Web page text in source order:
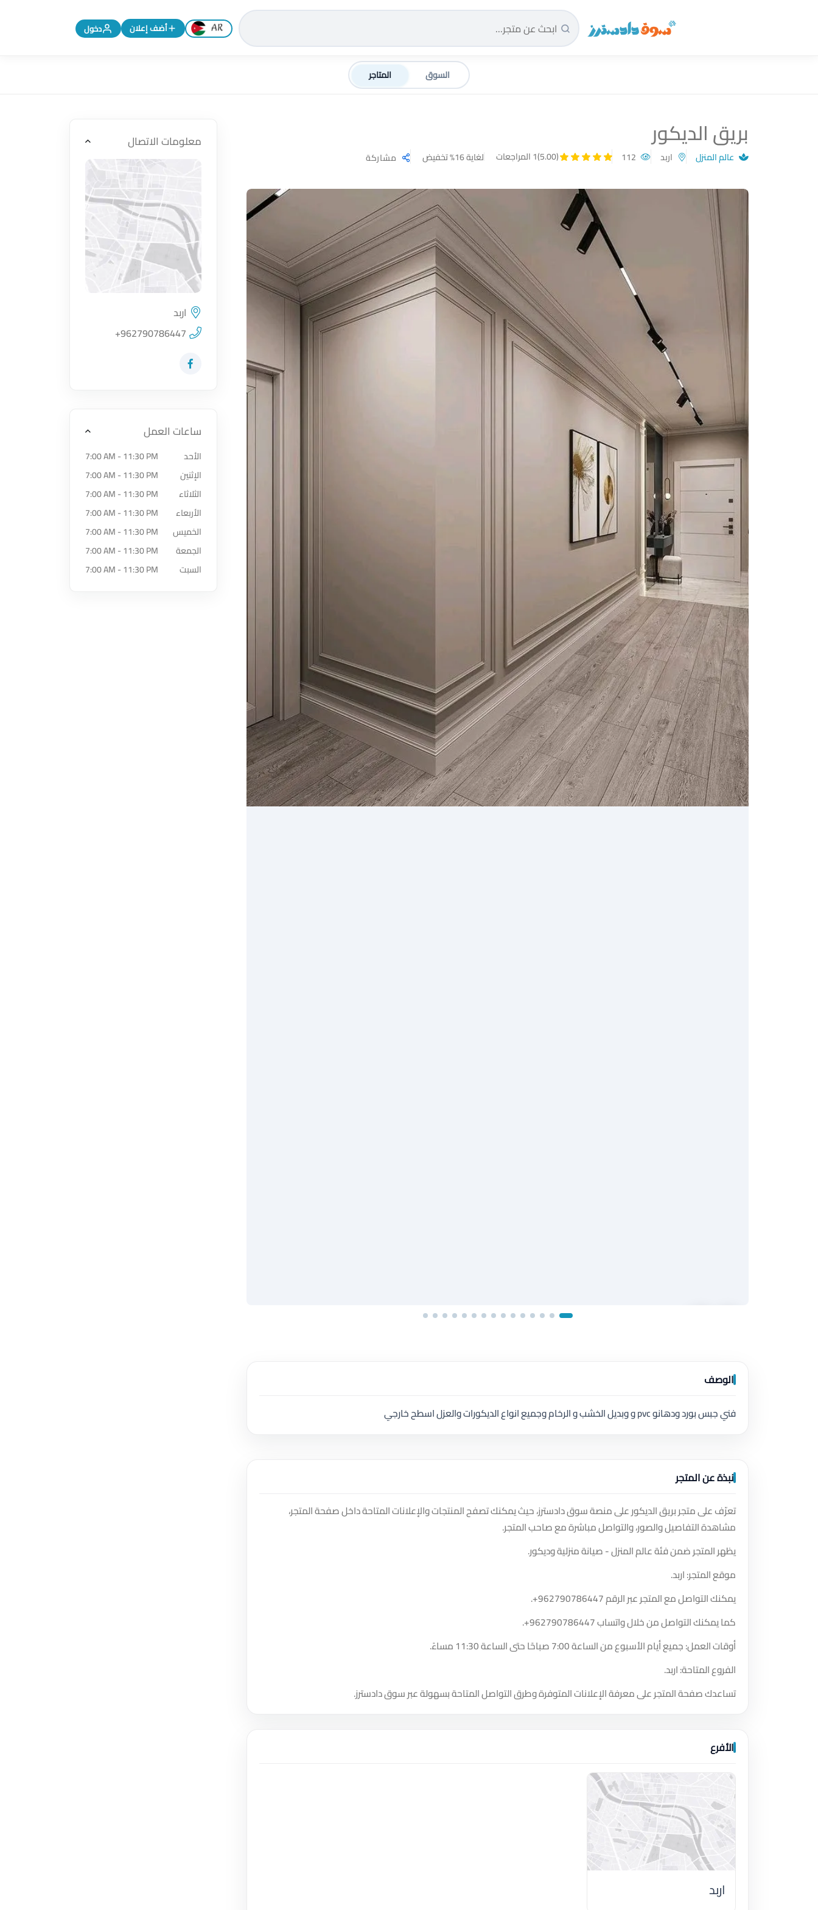
سوق دادسترز الرئيسية تغيير اللغة إلى الإنجليزية
أضف إعلان دخول
السوق المتاجر
بريق الديكور
عالم المنزل اربد (5.00) 1 المراجعات لغاية 16% تخفيض مشاركة
الوصف
فني جبس بورد ودهانو pvc و وبديل الخشب و الرخام وجميع انواع الديكورات والعزل اسطح خارجي
نبذة عن المتجر
تعرّف على متجر بريق الديكور على منصة سوق دادسترز، حيث يمكنك تصفح المنتجات والإعلانات المتاحة داخل صفحة المتجر،
مشاهدة التفاصيل والصور، والتواصل مباشرة مع صاحب المتجر.
يظهر المتجر ضمن فئة عالم المنزل - صيانة منزلية وديكور.
موقع المتجر: اربد.
يمكنك التواصل مع المتجر عبر الرقم+962790786447
.
كما يمكنك التواصل من خلال واتساب+962790786447
.
أوقات العمل: جميع أيام الأسبوع من الساعة 7:00 صباحًا حتى الساعة 11:30 مساءً.
الفروع المتاحة: اربد.
تساعدك صفحة المتجر على معرفة الإعلانات المتوفرة وطرق التواصل المتاحة بسهولة عبر سوق دادسترز.
الأفرع
اربد
معلومات الاتصال
اضغط لتحميل الموقع
اربد
+962790786447
زيارة حساب المتجر على Facebook-f
ساعات العمل
الأحد
7:00 AM - 11:30 PM
الإثنين
7:00 AM - 11:30 PM
الثلاثاء
7:00 AM - 11:30 PM
الأربعاء
7:00 AM - 11:30 PM
الخميس
7:00 AM - 11:30 PM
الجمعة
7:00 AM - 11:30 PM
السبت
7:00 AM - 11:30 PM